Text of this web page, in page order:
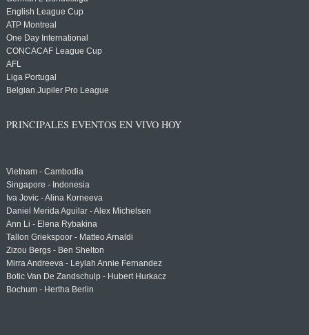
English League Cup
ATP Montreal
One Day International
CONCACAF League Cup
AFL
Liga Portugal
Belgian Jupiler Pro League
PRINCIPALES EVENTOS EN VIVO HOY
Vietnam - Cambodia
Singapore - Indonesia
Iva Jovic - Alina Korneeva
Daniel Merida Aguilar - Alex Michelsen
Ann Li - Elena Rybakina
Tallon Griekspoor - Matteo Arnaldi
Zizou Bergs - Ben Shelton
Mirra Andreeva - Leylah Annie Fernandez
Botic Van De Zandschulp - Hubert Hurkacz
Bochum - Hertha Berlin